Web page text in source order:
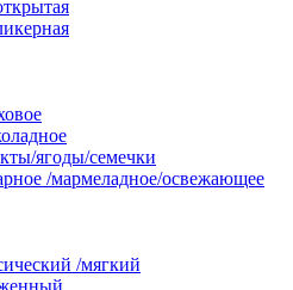
ягоды/семечки
/мармеладное/освежающее
/мягкий